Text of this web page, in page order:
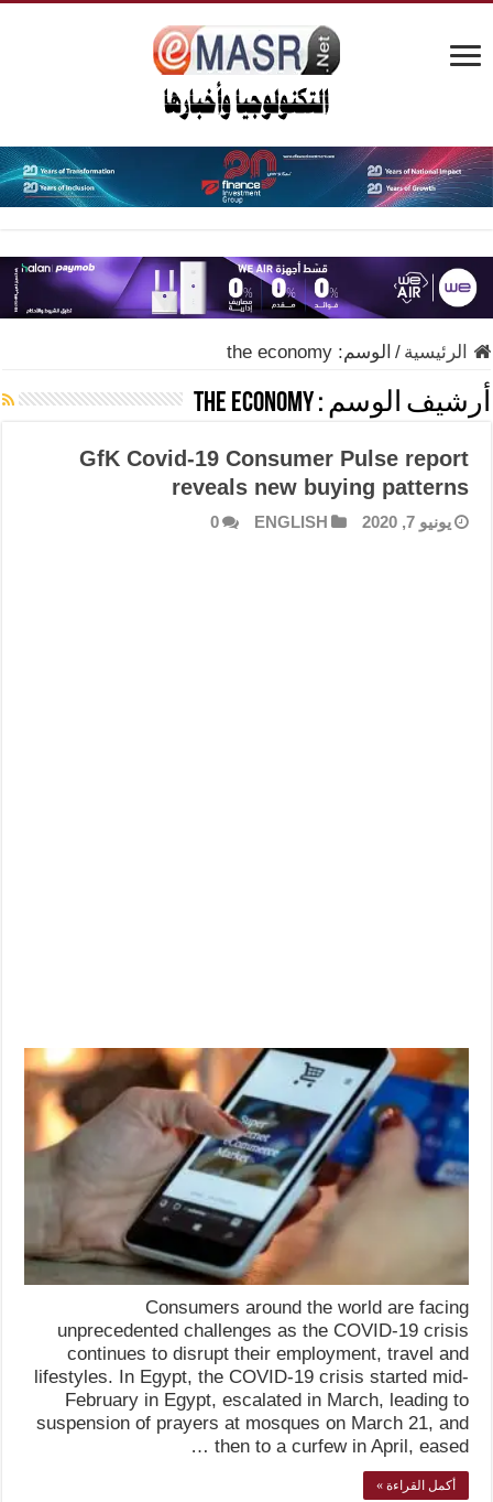
الرئيسية / الوسم:the economy
أرشيف الوسم :the economy
GfK Covid-19 Consumer Pulse report
reveals new buying patterns
يونيو 7, 2020 ENGLISH
0
Consumers around the world are facing
unprecedented challenges as the COVID-19 crisis
continues to disrupt their employment, travel and
lifestyles. In Egypt, the COVID-19 crisis started mid-
February in Egypt, escalated in March, leading to
suspension of prayers at mosques on March 21, and
then to a curfew in April, eased …
أكمل القراءة »